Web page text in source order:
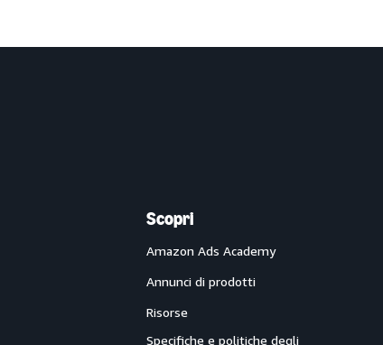
Scopri
Amazon Ads Academy
Annunci di prodotti
Risorse
Specifiche e politiche degli